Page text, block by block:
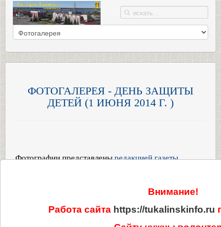
ФОТОГАЛЕРЕЯ - ДЕНЬ ЗАЩИТЫ
ДЕТЕЙ (1 ИЮНЯ 2014 Г. )
Фотографии представленыредакцией газеты
Внимание!
Работа сайта https://tukalinskinfo.ru